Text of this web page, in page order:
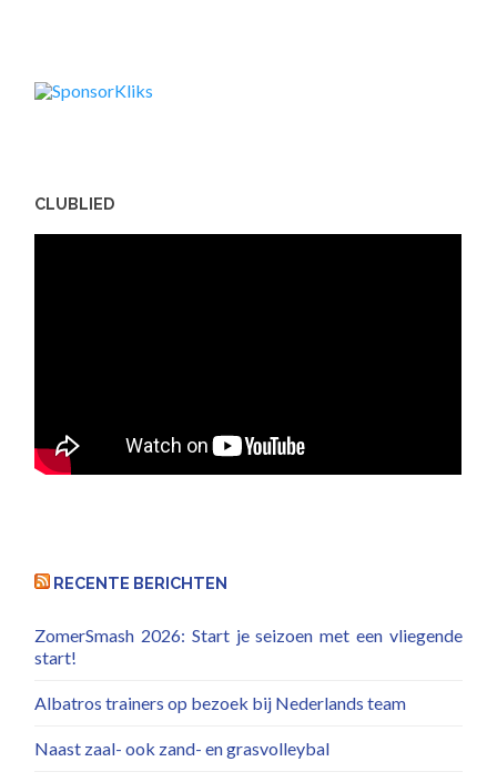
CLUBLIED
RECENTE BERICHTEN
ZomerSmash 2026: Start je seizoen met een vliegende
start!
Albatros trainers op bezoek bij Nederlands team
Naast zaal- ook zand- en grasvolleybal